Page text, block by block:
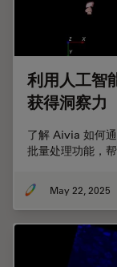
利用人工智
获得洞察力
了解 Aivia 如何
批量处理功能，
May 22, 2025